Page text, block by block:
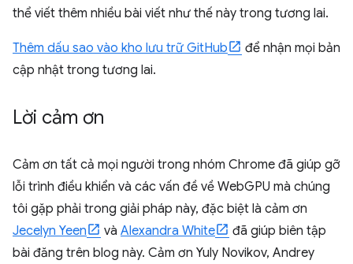
thể viết thêm nhiều bài viết như thế này trong tương lai.
Thêm dấu sao vào kho lưu trữ GitHub
để nhận mọi bản
cập nhật trong tương lai.
Lời cảm ơn
Cảm ơn tất cả mọi người trong nhóm Chrome đã giúp gỡ
lỗi trình điều khiển và các vấn đề về WebGPU mà chúng
tôi gặp phải trong giải pháp này, đặc biệt là cảm ơn
Jecelyn Yeen
và Alexandra White
đã giúp biên tập
bài đăng trên blog này. Cảm ơn Yuly Novikov, Andrey